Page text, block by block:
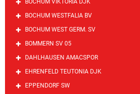
BOCHUM VIKTORIA DJK
BOCHUM WESTFALIA BV
BOCHUM WEST GERM. SV
BOMMERN SV 05
DAHLHAUSEN AMACSPOR
EHRENFELD TEUTONIA DJK
EPPENDORF SW